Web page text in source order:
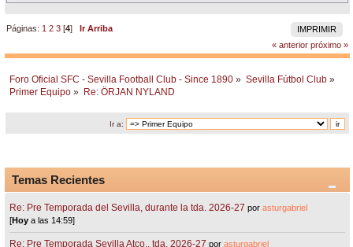
IMPRIMIR
Páginas: 1 2 3 [4]Ir Arriba
« anterior próximo »
Foro Oficial SFC - Sevilla Football Club - Since 1890 » Sevilla Fútbol Club »
Primer Equipo » Re: ÖRJAN NYLAND
Ir a:
Temas Recientes
Re: Pre Temporada del Sevilla, durante la tda. 2026-27 porasturgabriel
[Hoy a las 14:59]
Re: Pre Temporada Sevilla Atco., tda. 2026-27 porasturgabriel